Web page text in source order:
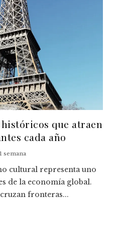
que atraen
cada año
semana
cultural representa uno
de la economía global.
fronteras...